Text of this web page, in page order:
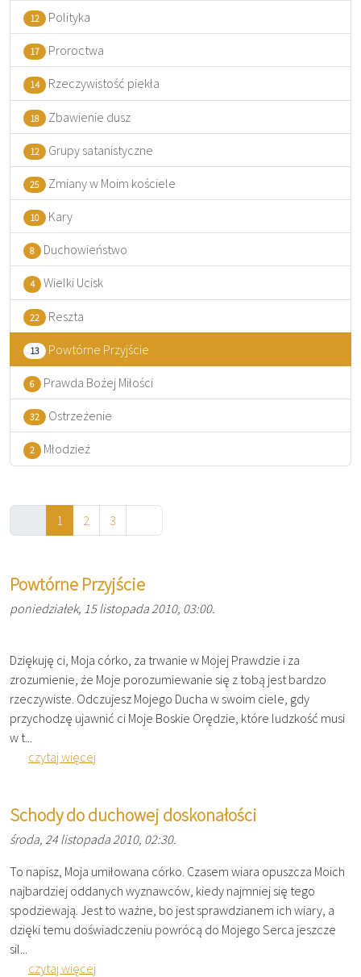
12 Polityka
17 Proroctwa
14 Rzeczywistość piekła
18 Zbawienie dusz
12 Grupy satanistyczne
25 Zmiany w Moim kościele
10 Kary
8 Duchowieństwo
4 Wielki Ucisk
22 Reszta
13 Powtórne Przyjście
6 Prawda Bożej Miłości
32 Ostrzeżenie
2 Młodzież
1 2 3
Powtórne Przyjście
poniedziałek, 15 listopada 2010, 03:00.
Dziękuję ci, Moja córko, za trwanie w Mojej Prawdzie i za
zrozumienie, że Moje porozumiewanie się z tobą jest bardzo
rzeczywiste. Odczujesz Mojego Ducha w swoim ciele, gdy
przychodzę ujawnić ci Moje Boskie Orędzie, które ludzkość musi
w t...
czytaj więcej
Schody do duchowej doskonałości
środa, 24 listopada 2010, 02:30.
To napisz, Moja umiłowana córko. Czasem wiara opuszcza Moich
najbardziej oddanych wyznawców, kiedy najmniej się tego
spodziewają. Jest to ważne, bo jest sprawdzianem ich wiary, a
dzięki temu doświadczeniu powrócą do Mojego Serca jeszcze
sil...
czytaj więcej